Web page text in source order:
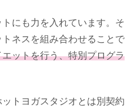
にも力を入れています。そ
ネスを組み合わせることで
ットを行う、特別プログラ
トヨガスタジオとは別契約